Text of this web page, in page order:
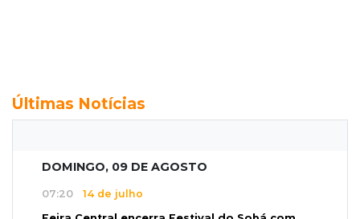
Últimas Notícias
DOMINGO, 09 DE AGOSTO
07:20 14 de julho